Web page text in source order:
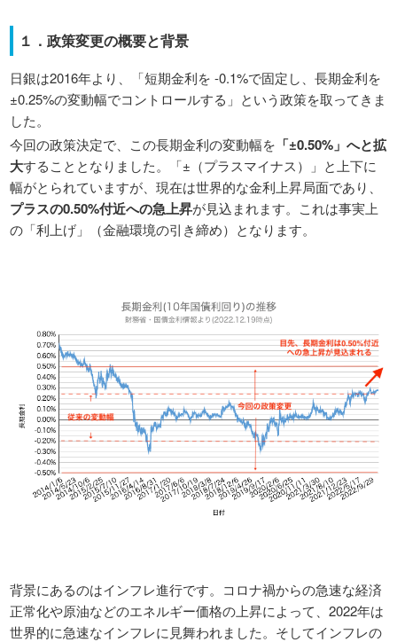
１．政策変更の概要と背景
日銀は2016年より、「短期金利を -0.1%で固定し、長期金利を
±0.25%の変動幅でコントロールする」という政策を取ってきま
した。
今回の政策決定で、この長期金利の変動幅を 「±0.50%」へと拡
大することとなりました。「±（プラスマイナス）」と上下に
幅がとられていますが、現在は世界的な金利上昇局面であり、
プラスの0.50%付近への急上昇が見込まれます。これは事実上
の「利上げ」（金融環境の引き締め）となります。
背景にあるのはインフレ進行です。コロナ禍からの急速な経済
正常化や原油などのエネルギー価格の上昇によって、2022年は
世界的に急速なインフレに見舞われました。そしてインフレの